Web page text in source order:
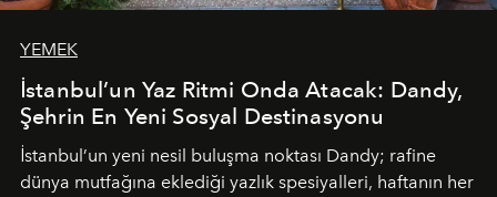
YEMEK
İstanbul’un Yaz Ritmi Onda Atacak: Dandy,
Şehrin En Yeni Sosyal Destinasyonu
İstanbul’un yeni nesil buluşma noktası Dandy; rafine
dünya mutfağına eklediği yazlık spesiyalleri, haftanın her